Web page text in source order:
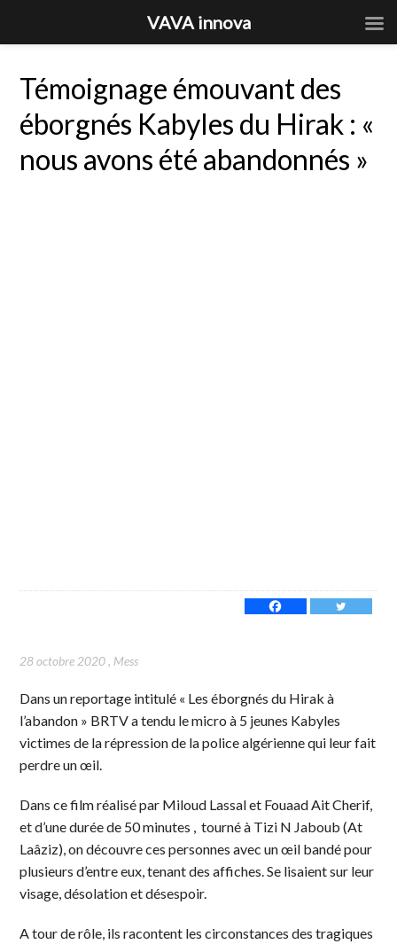
Témoignage émouvant des
éborgnés Kabyles du Hirak : «
nous avons été abandonnés »
28 octobre 2020, Mess
Dans un reportage intitulé « Les éborgnés du Hirak à
l’abandon » BRTV a tendu le micro à 5 jeunes Kabyles
victimes de la répression de la police algérienne qui leur fait
perdre un œil.
Dans ce film réalisé par Miloud Lassal et Fouaad Ait Cherif,
et d’une durée de 50 minutes , tourné à Tizi N Jaboub (At
Laâziz), on découvre ces personnes avec un œil bandé pour
plusieurs d’entre eux, tenant des affiches. Se lisaient sur leur
visage, désolation et désespoir.
A tour de rôle, ils racontent les circonstances des tragiques
VAVA innova